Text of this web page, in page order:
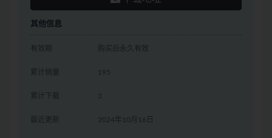
其他信息
有效期 购买后永久有效
累计销量 195
累计下载 3
最近更新 2024年10月16日